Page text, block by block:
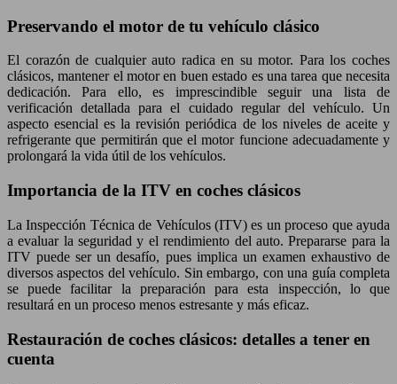
Preservando el motor de tu vehículo clásico
El corazón de cualquier auto radica en su motor. Para los coches
clásicos, mantener el motor en buen estado es una tarea que necesita
dedicación. Para ello, es imprescindible seguir una lista de
verificación detallada para el cuidado regular del vehículo. Un
aspecto esencial es la revisión periódica de los niveles de aceite y
refrigerante que permitirán que el motor funcione adecuadamente y
prolongará la vida útil de los vehículos.
Importancia de la ITV en coches clásicos
La Inspección Técnica de Vehículos (ITV) es un proceso que ayuda
a evaluar la seguridad y el rendimiento del auto. Prepararse para la
ITV puede ser un desafío, pues implica un examen exhaustivo de
diversos aspectos del vehículo. Sin embargo, con una guía completa
se puede facilitar la preparación para esta inspección, lo que
resultará en un proceso menos estresante y más eficaz.
Restauración de coches clásicos: detalles a tener en
cuenta